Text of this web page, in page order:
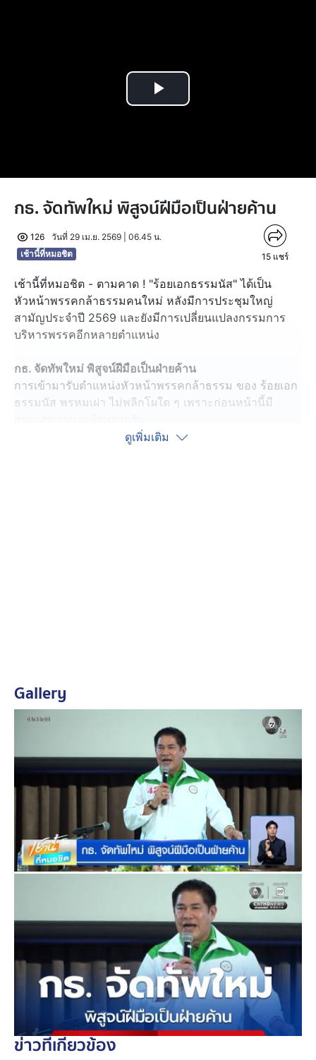
Play
กธ. จัดทัพใหม่ พิสูจน์ฝีมือเป็นฝ่ายค้าน
126
วันที่ 29 เม.ย. 2569 | 06.45 น.
เช้านี้ที่หมอชิต
15 แชร์
เช้านี้ที่หมอชิต - ตามคาด ! "ร้อยเอกธรรมนัส" ได้เป็น
หัวหน้าพรรคกล้าธรรมคนใหม่ หลังมีการประชุมใหญ่
สามัญประจำปี 2569 และยังมีการเปลี่ยนแปลงกรรมการ
บริหารพรรคอีกหลายตำแหน่ง
กธ. จัดทัพใหม่ พิสูจน์ฝีมือเป็นฝ่ายค้าน
การเข้ามารับตำแหน่งหัวหน้าพรรคกล้าธรรม ของ ร้อยเอก
ธรรมนัส พรหมเผ่า ไม่พลิกโผใด ๆ เพราะก่อนหน้านี้มี
เรื่องใด ๆ และไม่มีระบบเผด็จการ
ยอมรับพรรคโตไว หากมีเวลาหาเสียงมากกว่านี้น่าจะได้
สส. ไม่น้อยกว่า 100 คน เชื่อมั่นหลังจากนี้พรรคฯ จะทำ
หน้าที่ฝ่ายค้านได้ หากรัฐบาลไม่ดำเนินการจะต้องนำไปสู่
การอภิปรายไม่ไว้วางใจที่จะไม่นำเรื่องส่วนตัว หรือความ
แค้นส่วนตัวมาเป็นเงื่อนไขการทำหน้าที่ฝ่ายค้านเด็ดขาด
ภท. ประชุมเคาะชื่อ ปธ.กมธ. 14 คณะ
พรรคภูมิใจไทย และพรรคร่วมรัฐบาล ทั้งพรรคประชาชาติ
พรรคพลังประชารัฐ และพรรคเล็ก เมื่อเย็นวานนี้ได้มีการ
ประชุมเพื่อสรุปเนื้อหางานด้านนิติบัญญัติ และได้มีการสรุป
รายชื่อประธานกรรมาธิการในสัดส่วนของพรรคภูมิใจไทย
ปรากฏว่าหลังจากนั้นช่วงค่ำ ๆ มีรายงานข่าวว่า นายณัฏฐ์
ชนน ศรีก่อเกื้อ สส.สงขลา 3 สมัย ได้ออกจากกลุ่มไลน์
สส.ของพรรคภูมิใจไทย หลังทราบจากรายงานข่าวผ่านสื่อฯ
ว่า ตนเองไม่มีรายชื่อดำรงตำแหน่ง "ประธานคณะ
กรรมาธิการ" ในสัดส่วนของพรรค ทั้ง ๆ ที่ก่อนหน้านี้ นาย
ณัฏฐ์ชนนฯ ถือเป็นหนึ่งในบุคคลที่ถูกคาดหมายว่าจะได้รับ
การพิจารณาให้เป็น "ประธานคณะกรรมาธิการ"
ดูเพิ่มเติม
Gallery
ข่าวที่เกี่ยวข้อง